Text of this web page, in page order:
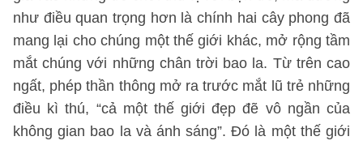
như điều quan trọng hơn là chính hai cây phong đã
mang lại cho chúng một thế giới khác, mở rộng tầm
mắt chúng với những chân trời bao la. Từ trên cao
ngất, phép thần thông mở ra trước mắt lũ trẻ những
điều kì thú, “cả một thế giới đẹp đẽ vô ngần của
không gian bao la và ánh sáng”. Đó là một thế giới